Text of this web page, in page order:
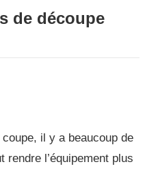
de découpe
il y a beaucoup de
l’équipement plus